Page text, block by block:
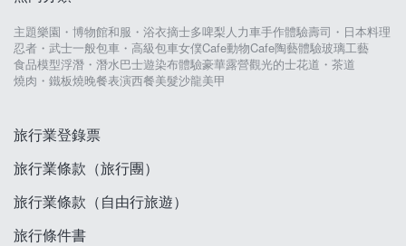
主題樂園・博物館和服・浴衣摘士多啤梨 人力車手作體驗壽司・日本料理
忍者・武士一般包車・高級包車女僕Cafe動物Cafe陶藝體驗玻璃工藝
食品模型浮潛・潛水巴士遊染布體驗豪華露營觀光的士花道・茶道
燒肉・鐵板燒晚餐表演西餐美髮沙龍美甲
旅行業登錄票
旅行業條款（旅行團）
旅行業條款（自由行旅遊）
旅行條件書